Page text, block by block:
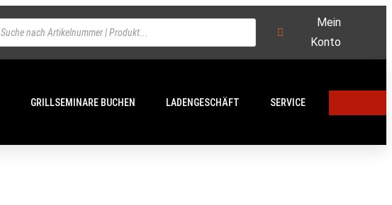
Mein
Konto
GRILLSEMINARE BUCHEN LADENGESCHÄFT SERVICE